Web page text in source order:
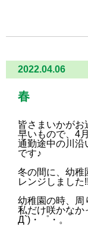
2022.04.06
春
皆さまいかがお
早いもので、4
通勤途中の川沿
です♪
冬の間に、幼稚
レンジしました!!
幼稚園の時、周
私だけ咲かなか
Д`)・゜・。